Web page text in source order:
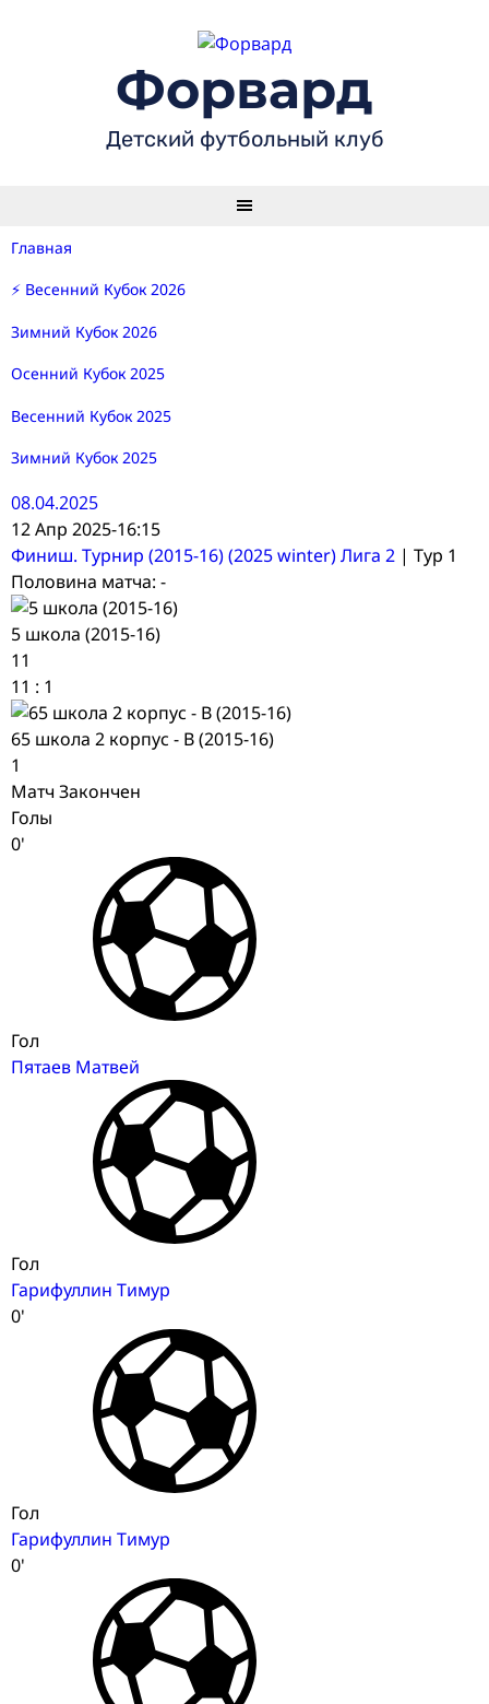
Форвард
Детский футбольный клуб
Главная
⚡ Весенний Кубок 2026
Зимний Кубок 2026
Осенний Кубок 2025
Весенний Кубок 2025
Зимний Кубок 2025
08.04.2025
12 Апр 2025-16:15
Финиш. Турнир (2015-16) (2025 winter) Лига 2 | Тур 1
Половина матча: -
5 школа (2015-16)
11
11 : 1
65 школа 2 корпус - В (2015-16)
1
Матч Закончен
Голы
0'
Гол
Пятаев Матвей
Гол
Гарифуллин Тимур
0'
Гол
Гарифуллин Тимур
0'